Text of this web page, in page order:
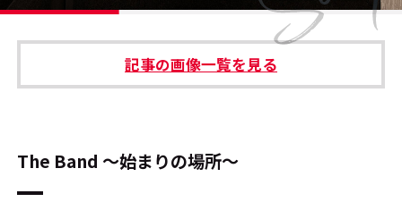
運営会社 プライバシーポリシー
本サイトご利用にあたって Cookie Settings
記事の画像一覧を見る
The Band ～始まりの場所～